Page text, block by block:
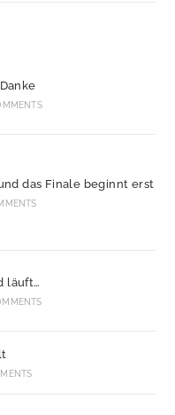
das Finale beginnt erst
läuft…